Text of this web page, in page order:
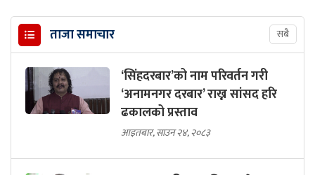
ताजा समाचार सबै
‘सिंहदरबार’को नाम परिवर्तन गरी
‘अनामनगर दरबार’ राख्न सांसद हरि
ढकालको प्रस्ताव
आइतबार, साउन २४, २०८३